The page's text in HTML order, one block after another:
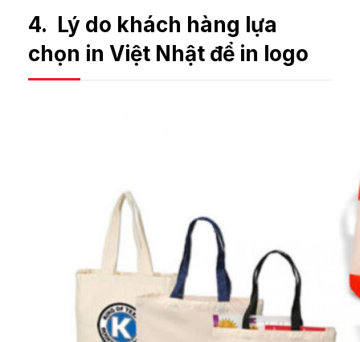
4. Lý do khách hàng lựa
chọn in Việt Nhật để in logo